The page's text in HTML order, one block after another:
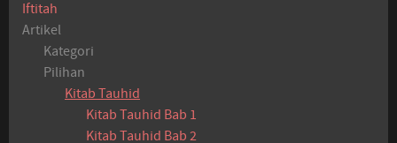
Iftitah
Artikel
Kategori
Pilihan
Kitab Tauhid
Kitab Tauhid Bab 1
Kitab Tauhid Bab 2